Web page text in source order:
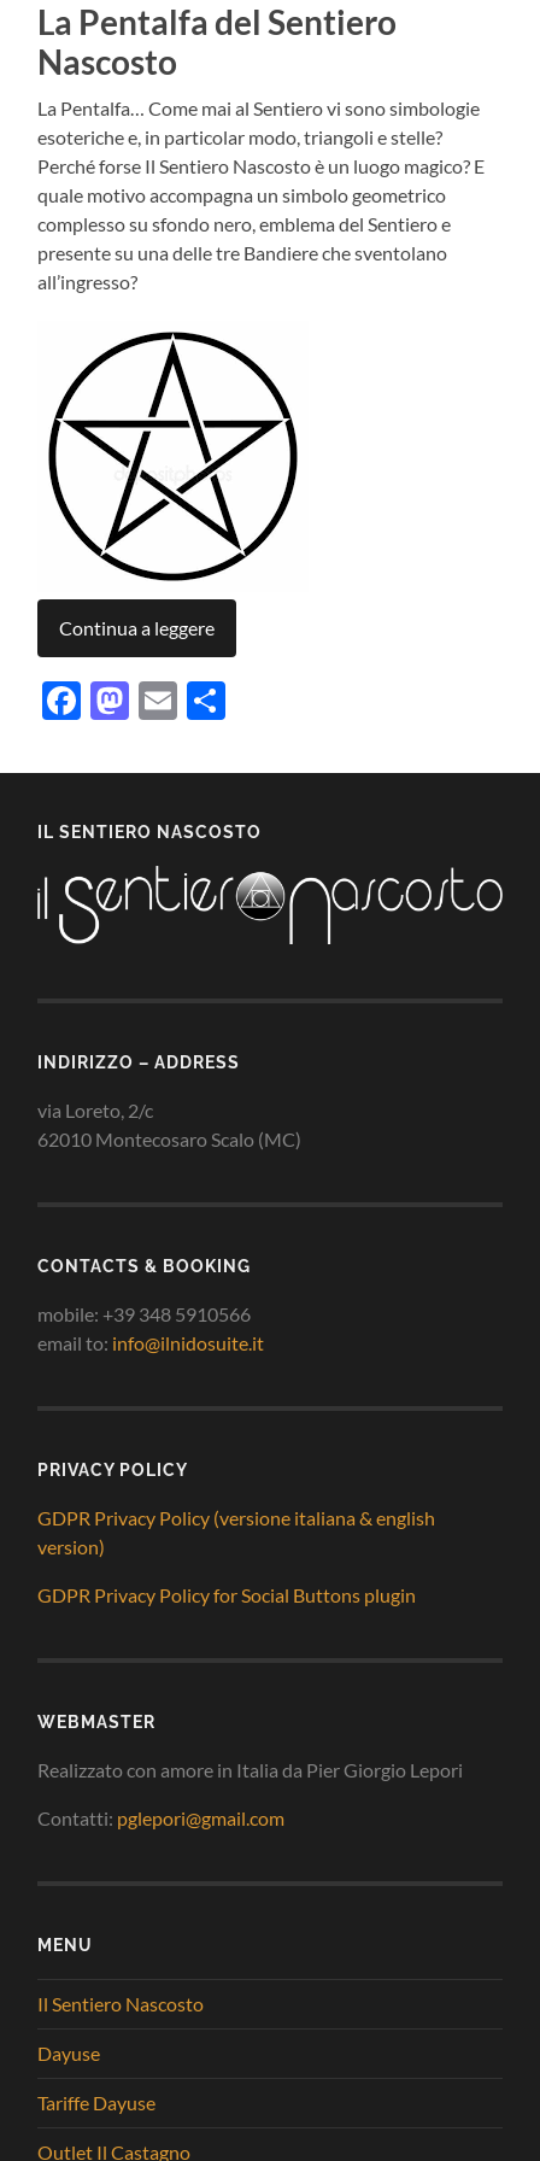
La Pentalfa del Sentiero
Nascosto
La Pentalfa… Come mai al Sentiero vi sono simbologie
esoteriche e, in particolar modo, triangoli e stelle?
Perché forse Il Sentiero Nascosto è un luogo magico? E
quale motivo accompagna un simbolo geometrico
complesso su sfondo nero, emblema del Sentiero e
presente su una delle tre Bandiere che sventolano
all’ingresso?
Continua a leggere
Facebook
Mastodon
Email
IL SENTIERO NASCOSTO
INDIRIZZO – ADDRESS
via Loreto, 2/c
62010 Montecosaro Scalo (MC)
CONTACTS & BOOKING
mobile: +39 348 5910566
email to: info@ilnidosuite.it
PRIVACY POLICY
GDPR Privacy Policy (versione italiana & english
version)
GDPR Privacy Policy for Social Buttons plugin
WEBMASTER
Realizzato con amore in Italia da Pier Giorgio Lepori
Contatti: pglepori@gmail.com
MENU
Il Sentiero Nascosto
Dayuse
Tariffe Dayuse
Outlet Il Castagno